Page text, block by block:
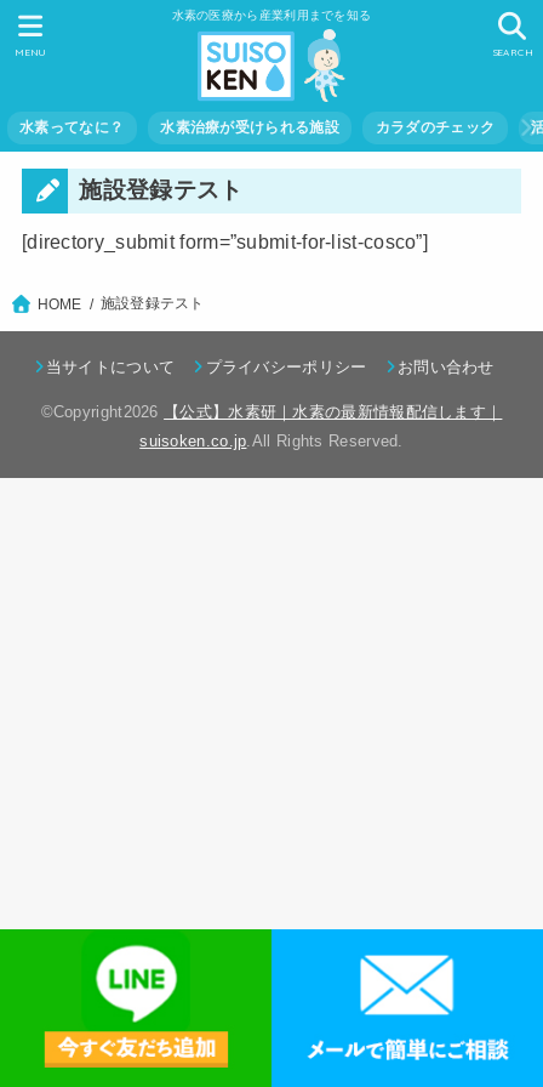
水素の医療から産業利用までを知る
SEARCH
MENU
水素ってなに？ 水素治療が受けられる施設 カラダのチェック
施設登録テスト
[directory_submit form=”submit-for-list-cosco”]
HOME 施設登録テスト
当サイトについて プライバシーポリシー お問い合わせ
©Copyright2026
【公式】水素研｜水素の最新情報配信します｜
suisoken.co.jp.All Rights Reserved.